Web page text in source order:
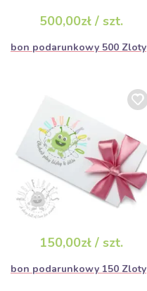
500,00zł / szt.
bon podarunkowy 500 Zloty
150,00zł / szt.
bon podarunkowy 150 Zloty